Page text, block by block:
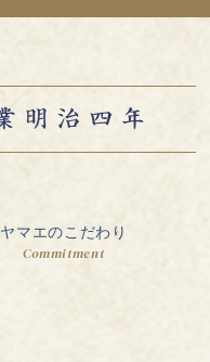
ヤマエのこだわり
Commitment